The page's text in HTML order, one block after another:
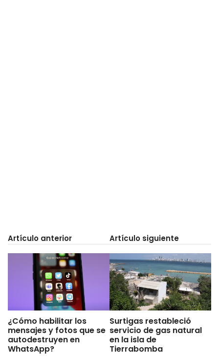
Artículo anterior
¿Cómo habilitar los
mensajes y fotos que se
autodestruyen en
WhatsApp?
Artículo siguiente
Surtigas restableció
servicio de gas natural
en la isla de
Tierrabomba